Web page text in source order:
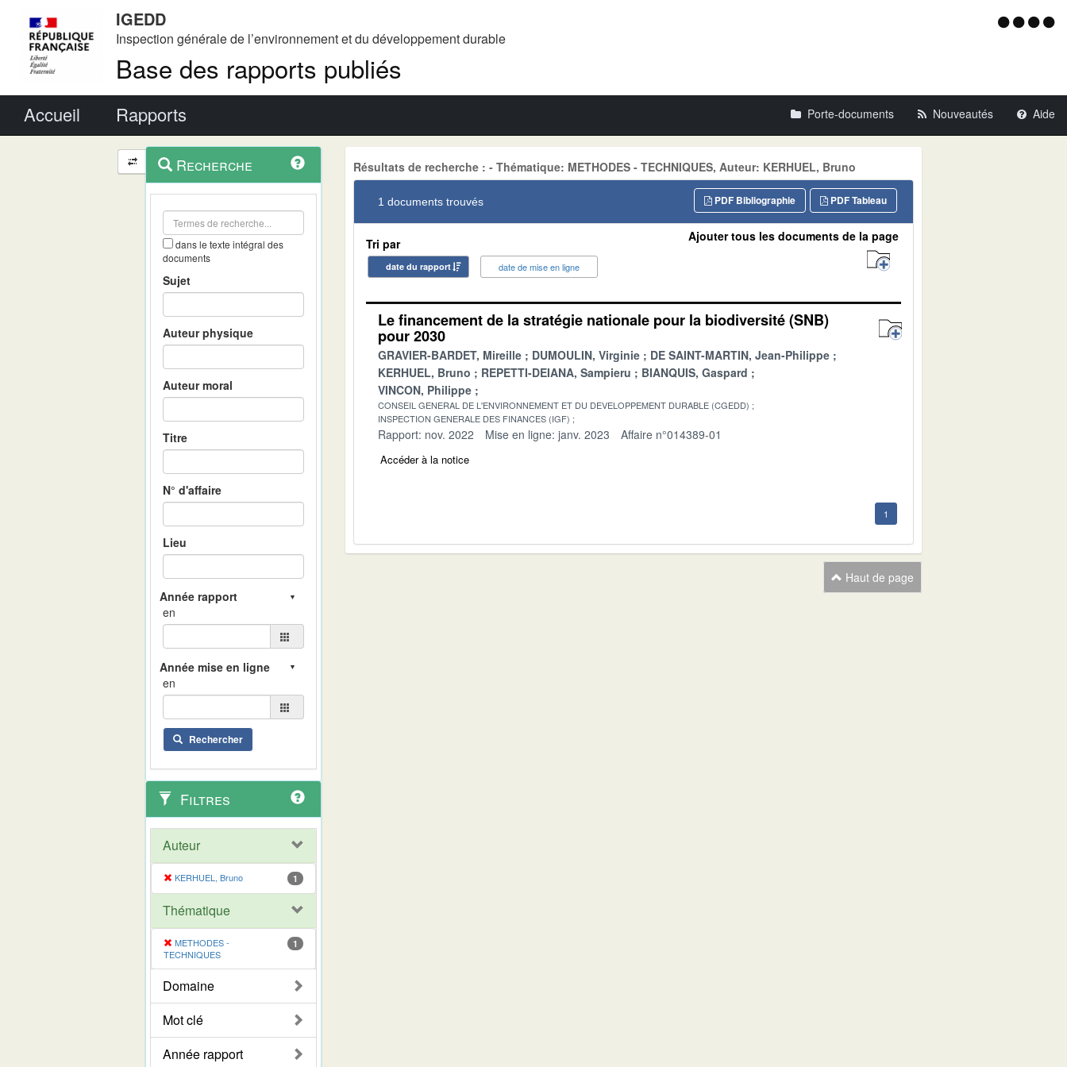
IGEDD
Inspection générale de l’environnement et du développement durable
Base des rapports publiés
Menu
Accueil Rapports Porte-documents Nouveautés Aide
Navigation
et
outils
contextuel
Recherche
dans le texte intégral des
documents
Sujet
Auteur physique
Auteur moral
Titre
N° d'affaire
Lieu
en
en
Rechercher
Filtres
Auteur
KERHUEL, Bruno 1
Thématique
METHODES -
TECHNIQUES
1
Domaine
Mot clé
Année rapport
Résultats de recherche : - Thématique: METHODES - TECHNIQUES, Auteur: KERHUEL, Bruno
1 documents trouvés PDF Tableau
PDF Bibliographie
Tri par
date du rapport date de mise en ligne
Ajouter tous les documents de la page
Le financement de la stratégie nationale pour la biodiversité (SNB)
pour 2030
GRAVIER-BARDET, Mireille DUMOULIN, Virginie
DE SAINT-MARTIN, Jean-Philippe
KERHUEL, Bruno
REPETTI-DEIANA, Sampieru
BIANQUIS, Gaspard
VINCON, Philippe
CONSEIL GENERAL DE L'ENVIRONNEMENT ET DU DEVELOPPEMENT DURABLE (CGEDD)
INSPECTION GENERALE DES FINANCES (IGF)
Rapport: nov. 2022 Mise en ligne: janv. 2023 Affaire n°014389-01
Accéder à la notice
1
Haut de page